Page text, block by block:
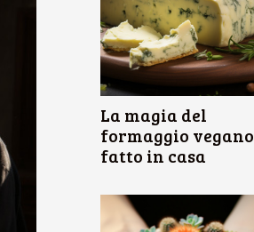
La magia del
formaggio vegano
fatto in casa